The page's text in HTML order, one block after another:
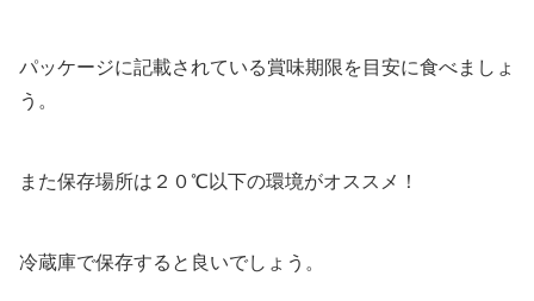
パッケージに記載されている賞味期限を目安に食べましょ
う。
また保存場所は２０℃以下の環境がオススメ！
冷蔵庫で保存すると良いでしょう。